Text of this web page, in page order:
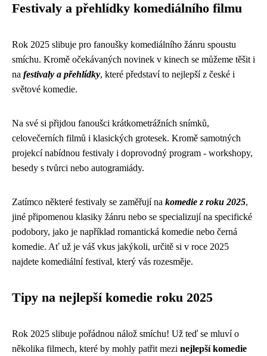
Festivaly a přehlídky komediálního filmu
Rok 2025 slibuje pro fanoušky komediálního žánru spoustu
smíchu. Kromě očekávaných novinek v kinech se můžeme těšit i
na festivaly a přehlídky, které představí to nejlepší z české i
světové komedie.
Na své si přijdou fanoušci krátkometrážních snímků,
celovečerních filmů i klasických grotesek. Kromě samotných
projekcí nabídnou festivaly i doprovodný program - workshopy,
besedy s tvůrci nebo autogramiády.
Zatímco některé festivaly se zaměřují na komedie z roku 2025,
jiné připomenou klasiky žánru nebo se specializují na specifické
podobory, jako je například romantická komedie nebo černá
komedie. Ať už je váš vkus jakýkoli, určitě si v roce 2025
najdete komediální festival, který vás rozesměje.
Tipy na nejlepší komedie roku 2025
Rok 2025 slibuje pořádnou nálož smíchu! Už teď se mluví o
několika filmech, které by mohly patřit mezi nejlepší komedie